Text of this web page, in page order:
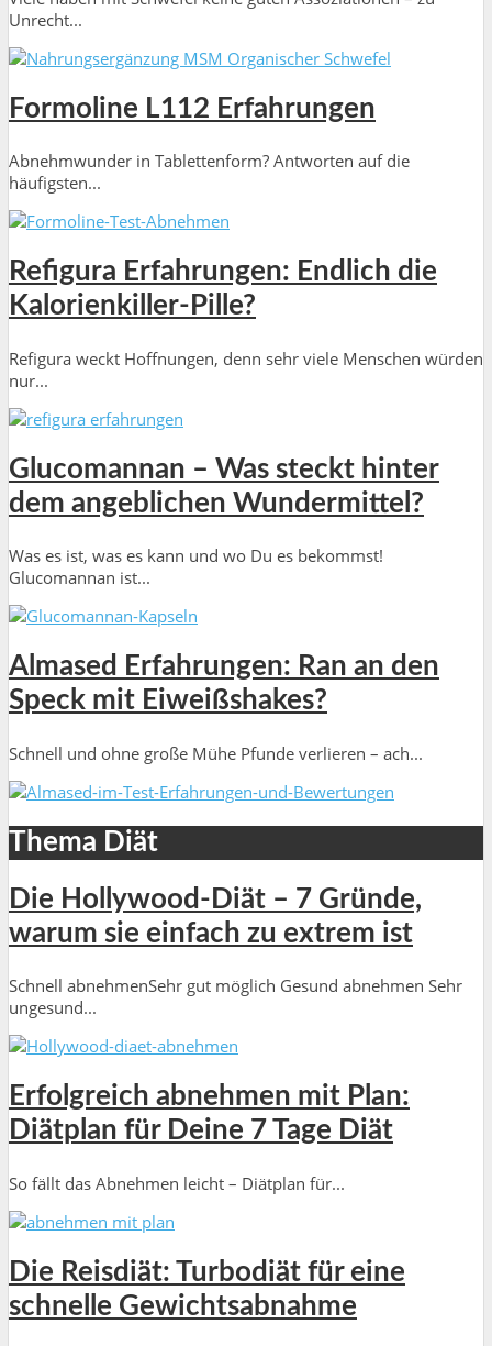
Unrecht...
Formoline L112 Erfahrungen
Abnehmwunder in Tablettenform? Antworten auf die
häufigsten...
Refigura Erfahrungen: Endlich die
Kalorienkiller-Pille?
Refigura weckt Hoffnungen, denn sehr viele Menschen würden
nur...
Glucomannan – Was steckt hinter
dem angeblichen Wundermittel?
Was es ist, was es kann und wo Du es bekommst!
Glucomannan ist...
Almased Erfahrungen: Ran an den
Speck mit Eiweißshakes?
Schnell und ohne große Mühe Pfunde verlieren – ach...
Thema Diät
Die Hollywood-Diät – 7 Gründe,
warum sie einfach zu extrem ist
Schnell abnehmenSehr gut möglich Gesund abnehmen Sehr
ungesund...
Erfolgreich abnehmen mit Plan:
Diätplan für Deine 7 Tage Diät
So fällt das Abnehmen leicht – Diätplan für...
Die Reisdiät: Turbodiät für eine
schnelle Gewichtsabnahme